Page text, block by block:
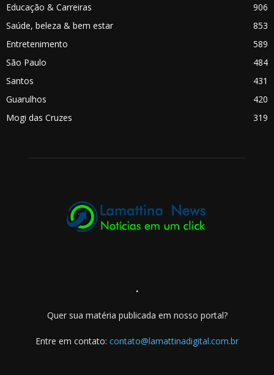
Educação & Carreiras
906
Saúde, beleza & bem estar
853
Entretenimento
589
São Paulo
484
Santos
431
Guarulhos
420
Mogi das Cruzes
319
.
Quer sua matéria publicada em nosso portal?
Entre em contato: contato@lamattinadigital.com.br